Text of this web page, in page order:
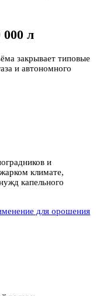
000 л
закрывает типовые
и автономного
и
климате,
капельного
для орошения